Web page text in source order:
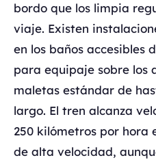
bordo que los limpia
viaje. Existen
en los baños accesibles
para equipaje sobre los
maletas estándar de
largo. El tren alcanza
250 kilómetros por hora
de alta velocidad,